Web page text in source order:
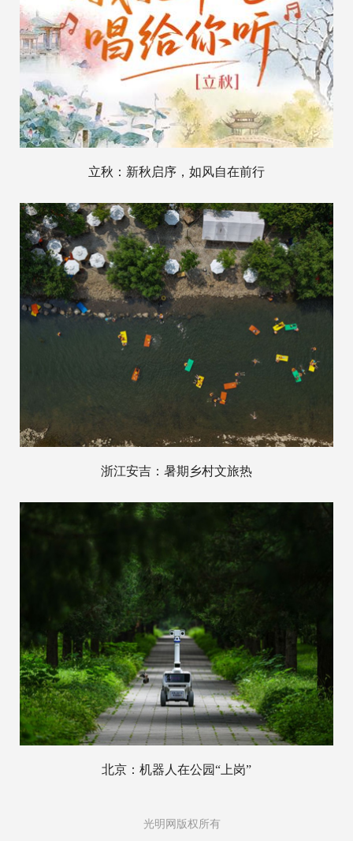
立秋：新秋启序，如风自在前行
浙江安吉：暑期乡村文旅热
北京：机器人在公园“上岗”
光明网版权所有